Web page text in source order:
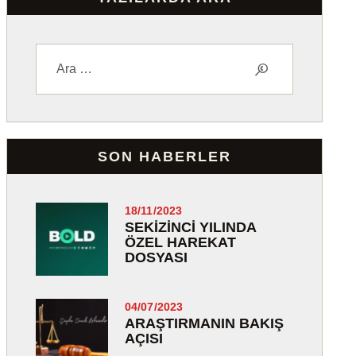
SON HABERLER
SEKIZINCI YILINDA
ÖZEL HAREKAT
DOSYASI
18/11/2023
ARAŞTIRMANIN BAKIŞ
AÇISI
04/07/2023